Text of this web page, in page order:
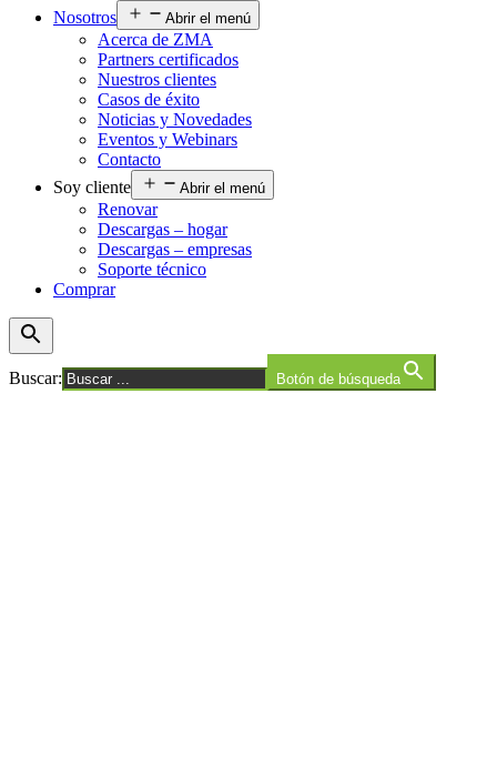
Nosotros
Abrir el menú
Acerca de ZMA
Partners certificados
Nuestros clientes
Casos de éxito
Noticias y Novedades
Eventos y Webinars
Contacto
Soy cliente
Abrir el menú
Renovar
Descargas – hogar
Descargas – empresas
Soporte técnico
Comprar
Buscar: Botón de búsqueda